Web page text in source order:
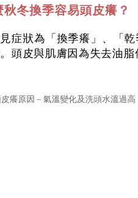
秋冬換季容易頭皮癢？
症狀為「換季癢」、「
頭皮與肌膚因為失去油